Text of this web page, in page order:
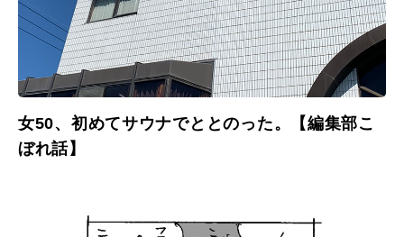
女50、初めてサウナでととのった。【編集部こ
ぼれ話】